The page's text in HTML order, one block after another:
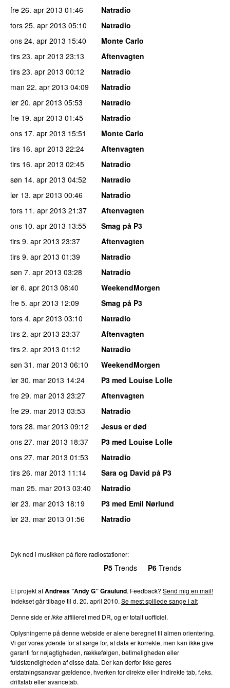
fre 26. apr 2013 01:46
Natradio
tors 25. apr 2013 05:10
Natradio
ons 24. apr 2013 15:40
Monte Carlo
tirs 23. apr 2013 23:13
Aftenvagten
tirs 23. apr 2013 00:12
Natradio
man 22. apr 2013 04:09
Natradio
lør 20. apr 2013 05:53
Natradio
fre 19. apr 2013 01:45
Natradio
ons 17. apr 2013 15:51
Monte Carlo
tirs 16. apr 2013 22:24
Aftenvagten
tirs 16. apr 2013 02:45
Natradio
søn 14. apr 2013 04:52
Natradio
lør 13. apr 2013 00:46
Natradio
tors 11. apr 2013 21:37
Aftenvagten
ons 10. apr 2013 13:55
Smag på P3
tirs 9. apr 2013 23:37
Aftenvagten
tirs 9. apr 2013 01:39
Natradio
søn 7. apr 2013 03:28
Natradio
lør 6. apr 2013 08:40
WeekendMorgen
fre 5. apr 2013 12:09
Smag på P3
tors 4. apr 2013 03:10
Natradio
tirs 2. apr 2013 23:37
Aftenvagten
tirs 2. apr 2013 01:12
Natradio
søn 31. mar 2013 06:10
WeekendMorgen
lør 30. mar 2013 14:24
P3 med Louise Lolle
fre 29. mar 2013 23:27
Aftenvagten
fre 29. mar 2013 03:53
Natradio
tors 28. mar 2013 09:12
Jesus er død
ons 27. mar 2013 18:37
P3 med Louise Lolle
ons 27. mar 2013 01:53
Natradio
tirs 26. mar 2013 11:14
Sara og David på P3
man 25. mar 2013 03:40
Natradio
lør 23. mar 2013 18:19
P3 med Emil Nørlund
lør 23. mar 2013 01:56 Natradio
Dyk ned i musikken på flere radiostationer:
P5 Trends P6 Trends
Et projekt afAndreas “Andy G” Graulund. Feedback? Send mig en mail!
Indekset går tilbage til d. 20. april 2010. Se mest spillede sange i alt
Denne side erikkeaffilieret med DR, og er totalt uofficiel.
Oplysningerne på denne webside er alene beregnet til almen orientering.
Vi gør vores yderste for at sørge for, at data er korrekte, men kan ikke give
garanti for nøjagtigheden, rækkefølgen, betimeligheden eller
fuldstændigheden af disse data. Der kan derfor ikke gøres
erstatningsansvar gældende, hverken for direkte eller indirekte tab, f.eks.
driftstab eller avancetab.